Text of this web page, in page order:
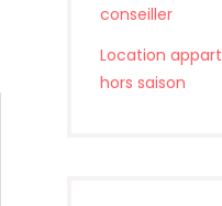
conseiller
Location
hors saison